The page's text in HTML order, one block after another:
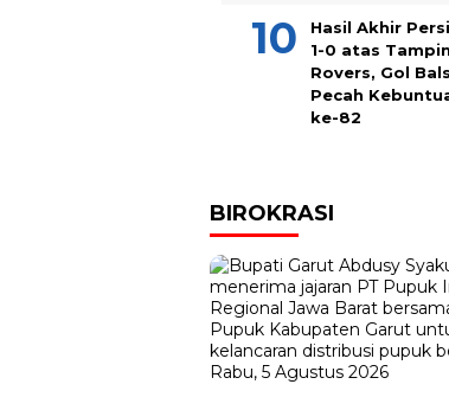
Hasil Akhir
1-0 atas
Rovers, Gol
Pecah
ke-82
BIROKRASI